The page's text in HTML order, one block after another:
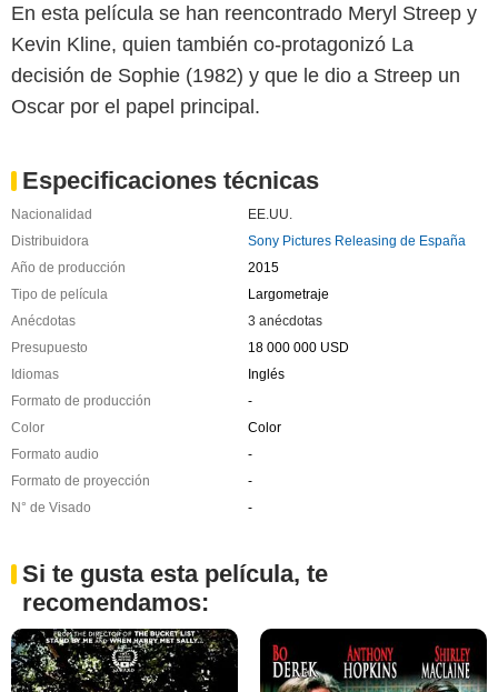
En esta película se han reencontrado Meryl Streep y
Kevin Kline, quien también co-protagonizó La
decisión de Sophie (1982) y que le dio a Streep un
Oscar por el papel principal.
Especificaciones técnicas
Nacionalidad
EE.UU.
Distribuidora
Sony Pictures Releasing de España
Año de producción
2015
Tipo de película
Largometraje
Anécdotas
3 anécdotas
Presupuesto
18 000 000 USD
Idiomas
Inglés
Formato de producción
-
Color
Color
Formato audio
-
Formato de proyección
-
N° de Visado
-
Si te gusta esta película, te
recomendamos: